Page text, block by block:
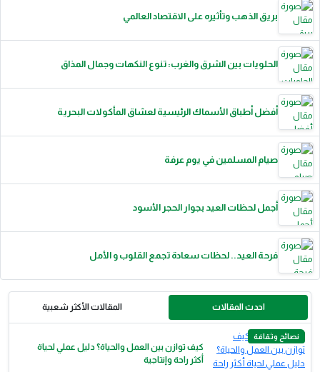
بريق الذهب وتأثيره على الاقتصاد العالمي
الحلويات بين الشرق والغرب: تنوع النكهات وجمال المذاق
أفضل أطباق الأسماك الرئيسية لعشاق المأكولات البحرية
صيام المسلمين في يوم عرفة
أجمل لحظات العيد بجوار الحجر الأسود
فرحة العيد.. لحظات سعادة تجمع القلوب و الأمل
احدث المقالات المقالات الأكثر شعبية
نصائح وثقافة
كيف توازن بين العمل والحياة؟ دليل عملي لحياة
أكثر راحة وإنتاجية